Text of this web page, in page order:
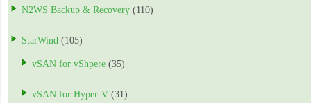
N2WS Backup & Recovery (110)
StarWind (105)
vSAN for vShpere (35)
vSAN for Hyper-V (31)